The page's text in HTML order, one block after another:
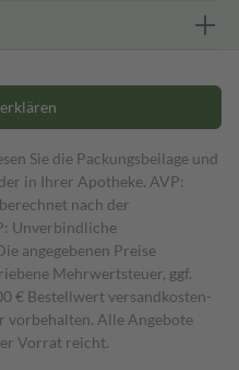
Sie die Packungsbeilage und
in Ihrer Apotheke. AVP:
nach der
Unverbindliche
angegebenen Preise
Mehrwertsteuer, ggf.
€ Bestell­wert versand­kosten­
vorbehalten. Alle Angebote
Vorrat reicht.